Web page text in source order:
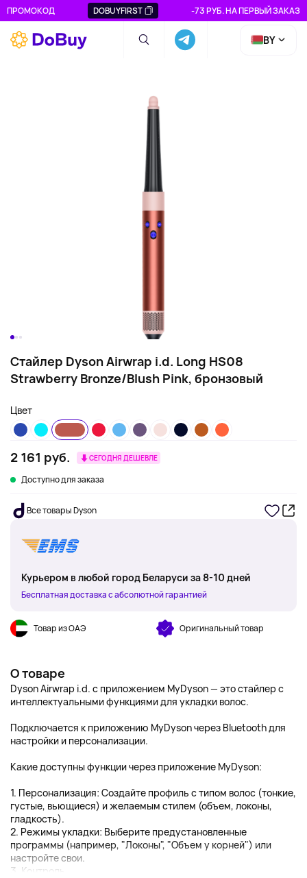
ПРОМОКОД DOBUYFIRST -73 РУБ. НА ПЕРВЫЙ ЗАКАЗ
BY
Стайлер Dyson Airwrap i.d. Long HS08
Strawberry Bronze/Blush Pink, бронзовый
Цвет
2 161 руб. СЕГОДНЯ ДЕШЕВЛЕ
Доступно для заказа
Все товары Dyson
Курьером в любой город Беларуси за 8-10 дней
Бесплатная доставка с абсолютной гарантией
Товар из ОАЭ Оригинальный товар
О товаре
Dyson Airwrap i.d. с приложением MyDyson — это стайлер с
интеллектуальными функциями для укладки волос.
Подключается к приложению MyDyson через Bluetooth для
настройки и персонализации.
Какие доступны функции через приложение MyDyson:
1. Персонализация: Создайте профиль с типом волос (тонкие,
густые, вьющиеся) и желаемым стилем (объем, локоны,
гладкость).
2. Режимы укладки: Выберите предустановленные
программы (например, "Локоны", "Объем у корней") или
настройте свои.
3. Контроль...